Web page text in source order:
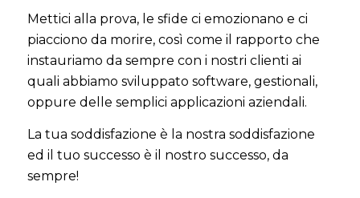
Mettici alla prova, le sfide ci emozionano e ci
piacciono da morire, così come il rapporto che
instauriamo da sempre con i nostri clienti ai
quali abbiamo sviluppato software, gestionali,
oppure delle semplici applicazioni aziendali.
La tua soddisfazione è la nostra soddisfazione
ed il tuo successo è il nostro successo, da
sempre!